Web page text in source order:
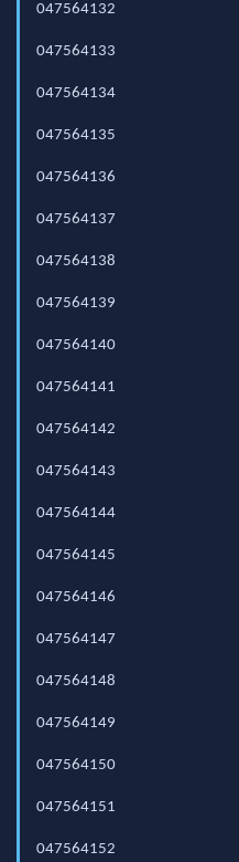
047564132
047564133
047564134
047564135
047564136
047564137
047564138
047564139
047564140
047564141
047564142
047564143
047564144
047564145
047564146
047564147
047564148
047564149
047564150
047564151
047564152